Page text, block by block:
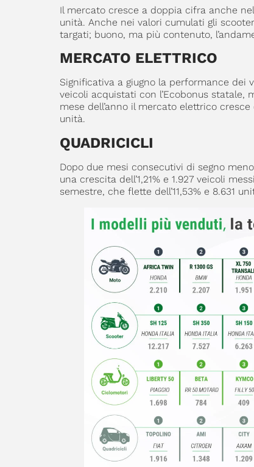
Il mercato cresce a doppia cifra anche nel
unità. Anche nei valori cumulati gli
targati; buono, ma più contenuto,
MERCATO ELETTRICO
Significativa a giugno la performance dei
veicoli acquistati con l’Ecobonus
mese dell’anno il mercato elettrico
unità.
QUADRICICLI
Dopo due mesi consecutivi di segno
una crescita dell’1,21% e 1.927 veicoli
semestre, che flette dell’11,53% e 8.631